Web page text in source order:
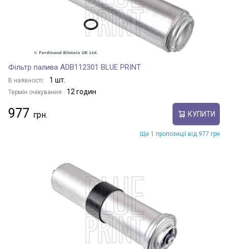
Фільтр палива ADB112301 BLUE PRINT
В наявності: 1 шт.
Термін очікування: 12 годин
977 КУПИТИ
Ще 1 пропозиції від 977 грн